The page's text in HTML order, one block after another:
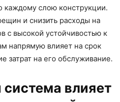
слою конструкции.
и снизить расходы на
с высокой устойчивостью к
напрямую влияет на срок
затрат на его обслуживание.
влияет